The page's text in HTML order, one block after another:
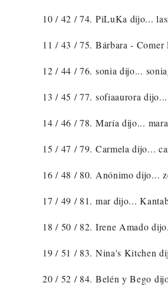
10 / 42 / 74. PiLuKa dijo...
11 / 43 / 75. Bárbara -
12 / 44 / 76. sonia dijo...
13 / 45 / 77. sofiaaurora
14 / 46 / 78. María dijo...
15 / 47 / 79. Carmela dijo...
16 / 48 / 80. Anónimo dijo...
17 / 49 / 81. mar dijo...
18 / 50 / 82. Irene Amado
19 / 51 / 83. Nina's Kitchen
20 / 52 / 84. Belén y Bego